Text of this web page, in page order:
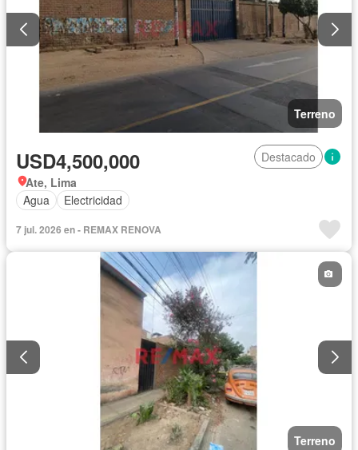
Terreno
USD4,500,000
Destacado
Ate, Lima
Agua
Electricidad
7 jul. 2026 en - REMAX RENOVA
Terreno